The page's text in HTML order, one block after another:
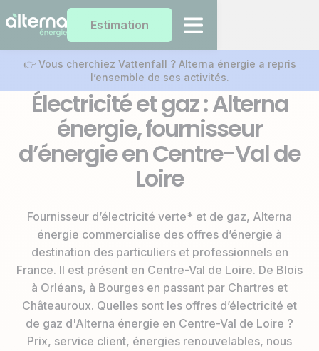
Estimation
👉 Vous cherchiez Vattenfall ? Alterna énergie a repris
l’ensemble de ses activités.
Électricité et gaz : Alterna
énergie, fournisseur
d’énergie en Centre-Val de
Loire
Fournisseur d’électricité verte* et de gaz, Alterna
énergie commercialise des offres d’énergie à
destination des particuliers et professionnels en
France. Il est présent en Centre-Val de Loire. De Blois
à Orléans, à Bourges en passant par Chartres et
Châteauroux. Quelles sont les offres d’électricité et
de gaz d'Alterna énergie en Centre-Val de Loire ?
Prix, service client, énergies renouvelables, nous